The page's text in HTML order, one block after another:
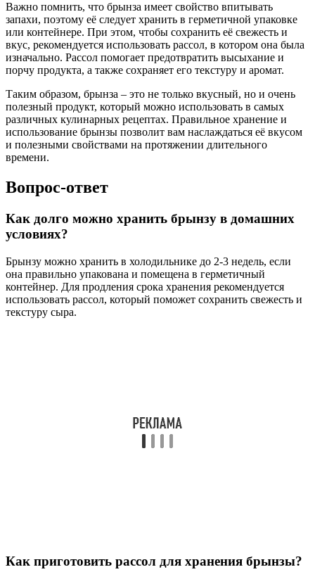
Важно помнить, что брынза имеет свойство впитывать
запахи, поэтому её следует хранить в герметичной упаковке
или контейнере. При этом, чтобы сохранить её свежесть и
вкус, рекомендуется использовать рассол, в котором она была
изначально. Рассол помогает предотвратить высыхание и
порчу продукта, а также сохраняет его текстуру и аромат.
Таким образом, брынза – это не только вкусный, но и очень
полезный продукт, который можно использовать в самых
различных кулинарных рецептах. Правильное хранение и
использование брынзы позволит вам наслаждаться её вкусом
и полезными свойствами на протяжении длительного
времени.
Вопрос-ответ
Как долго можно хранить брынзу в домашних
условиях?
Брынзу можно хранить в холодильнике до 2-3 недель, если
она правильно упакована и помещена в герметичный
контейнер. Для продления срока хранения рекомендуется
использовать рассол, который поможет сохранить свежесть и
текстуру сыра.
Как приготовить рассол для хранения брынзы?